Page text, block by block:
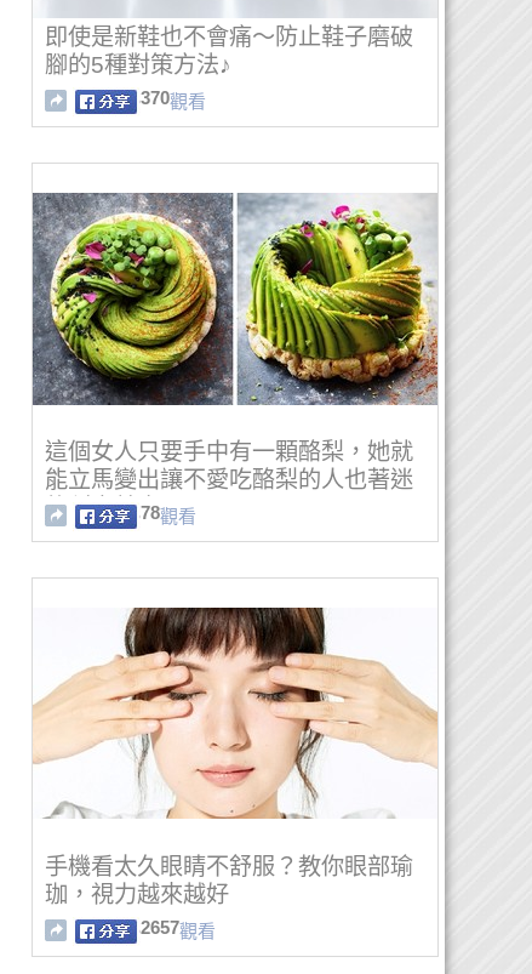
即使是新鞋也不會痛～防止鞋子磨破
腳的5種對策方法♪
370觀看
這個女人只要手中有一顆酪梨，她就
能立馬變出讓不愛吃酪梨的人也著迷
的創意美食！
78觀看
手機看太久眼睛不舒服？教你眼部瑜
珈，視力越來越好
2657觀看